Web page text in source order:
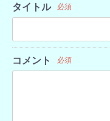
タイトル 必須
コメント 必須